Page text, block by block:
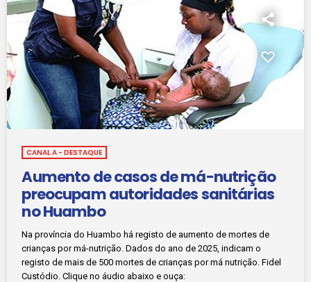
CANAL A - DESTAQUE
Aumento de casos de má-nutrição
preocupam autoridades sanitárias
no Huambo
Na província do Huambo há registo de aumento de mortes de
crianças por má-nutrição. Dados do ano de 2025, indicam o
registo de mais de 500 mortes de crianças por má nutrição. Fidel
Custódio. Clique no áudio abaixo e ouça: